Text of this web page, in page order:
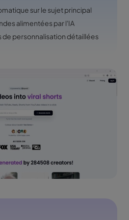
sur le sujet principal
alimentées par l'IA
personnalisation détaillées